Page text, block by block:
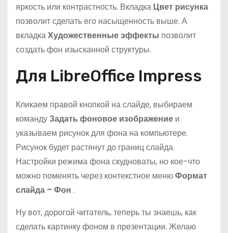
яркость или контрастность. Вкладка Цвет рисунка
позволит сделать его насыщенность выше. А
вкладкаХудожественные эффекты позволит
создать фон изысканной структуры.
Для LibreOffice Impress
Кликаем правой кнопкой на слайде, выбираем
командуЗадать фоновое изображение и
указываем рисунок для фона на компьютере.
Рисунок будет растянут до границ слайда.
Настройки режима фона скудноваты, но кое-что
можно поменять через контекстное менюФормат
слайда – Фон .
Ну вот, дорогой читатель, теперь ты знаешь, как
сделать картинку фоном в презентации. Желаю